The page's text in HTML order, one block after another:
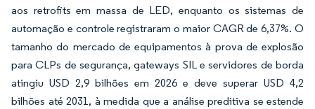
aos retrofits em massa de LED, enquanto os sistemas de
automação e controle registraram o maior CAGR de 6,37%. O
tamanho do mercado de equipamentos à prova de explosão
para CLPs de segurança, gateways SIL e servidores de borda
atingiu USD 2,9 bilhões em 2026 e deve superar USD 4,2
bilhões até 2031, à medida que a análise preditiva se estende